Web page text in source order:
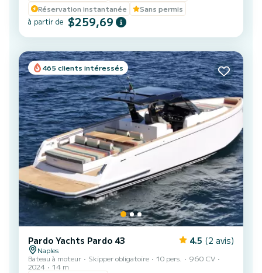
Réservation instantanée
Sans permis
à partir de $259,69
465 clients intéressés
Pardo Yachts Pardo 43 4.5 (2 avis)
Naples
Bateau à moteur
Skipper obligatoire 10 pers.
960 CV
2024
14 m